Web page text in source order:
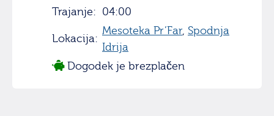
Trajanje: 04:00
Lokacija:
Mesoteka Pr’Far, Spodnja
Idrija
Dogodek je brezplačen